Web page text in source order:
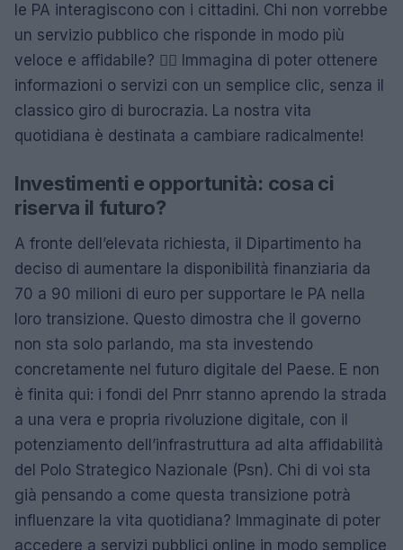
le PA interagiscono con i cittadini. Chi non vorrebbe
un servizio pubblico che risponde in modo più
veloce e affidabile? 🙋‍♀️ Immagina di poter ottenere
informazioni o servizi con un semplice clic, senza il
classico giro di burocrazia. La nostra vita
quotidiana è destinata a cambiare radicalmente!
Investimenti e opportunità: cosa ci
riserva il futuro?
A fronte dell’elevata richiesta, il Dipartimento ha
deciso di aumentare la disponibilità finanziaria da
70 a 90 milioni di euro per supportare le PA nella
loro transizione. Questo dimostra che il governo
non sta solo parlando, ma sta investendo
concretamente nel futuro digitale del Paese. E non
è finita qui: i fondi del Pnrr stanno aprendo la strada
a una vera e propria rivoluzione digitale, con il
potenziamento dell’infrastruttura ad alta affidabilità
del Polo Strategico Nazionale (Psn). Chi di voi sta
già pensando a come questa transizione potrà
influenzare la vita quotidiana? Immaginate di poter
accedere a servizi pubblici online in modo semplice